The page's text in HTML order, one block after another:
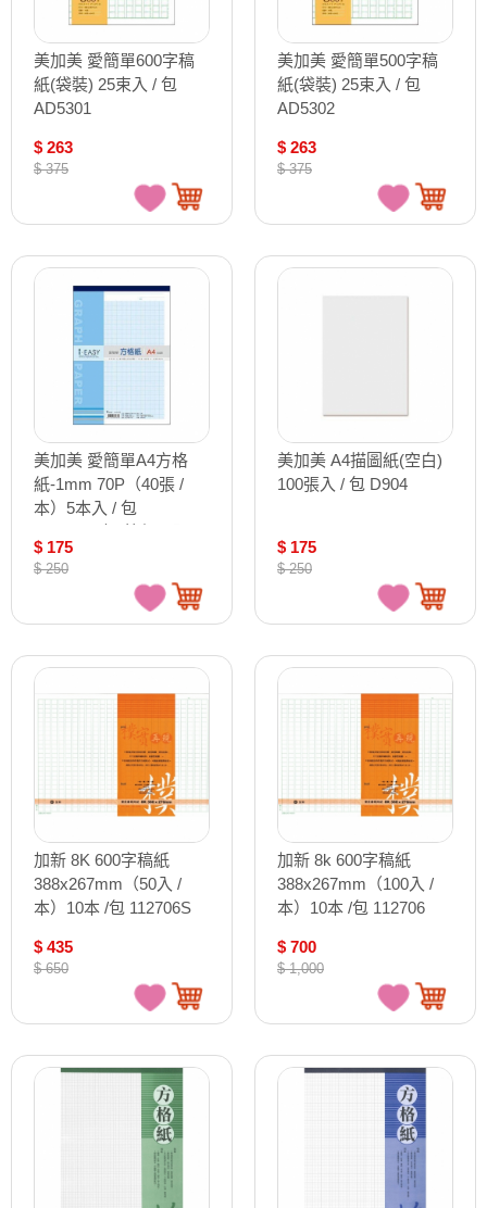
美加美 愛簡單600字稿
紙(袋裝) 25束入 / 包
AD5301
$ 263
$ 375
美加美 愛簡單500字稿
紙(袋裝) 25束入 / 包
AD5302
$ 263
$ 375
美加美 愛簡單A4方格
紙-1mm 70P（40張 /
本）5本入 / 包
本）
$ 175
$ 250
美加美 A4描圖紙(空白)
100張入 / 包 D904
$ 175
$ 250
加新 8K 600字稿紙
388x267mm（50入 /
本）10本 /包 112706S
$ 435
$ 650
加新 8k 600字稿紙
388x267mm（100入 /
本）10本 /包 112706
$ 700
$ 1,000